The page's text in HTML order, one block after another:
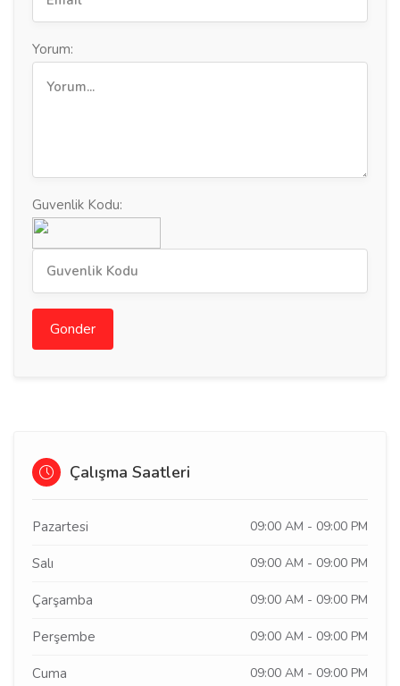
Yorum:
Guvenlik Kodu:
Gonder
Çalışma Saatleri
Pazartesi 09:00 AM - 09:00 PM
Salı 09:00 AM - 09:00 PM
Çarşamba 09:00 AM - 09:00 PM
Perşembe 09:00 AM - 09:00 PM
Cuma 09:00 AM - 09:00 PM